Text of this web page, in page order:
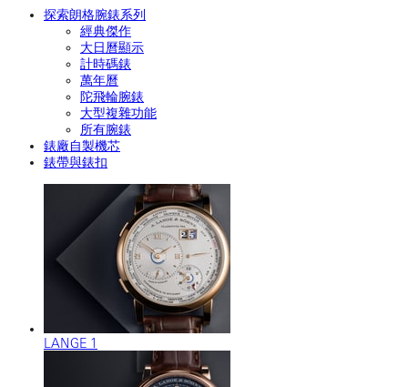
探索朗格腕錶系列
經典傑作
大日曆顯示
計時碼錶
萬年曆
陀飛輪腕錶
大型複雜功能
所有腕錶
錶廠自製機芯
錶帶與錶扣
LANGE 1